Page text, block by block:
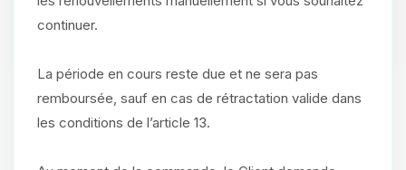
continuer.
La période en cours reste due et ne sera pas
remboursée, sauf en cas de rétractation valide dans
les conditions de l’article 13.